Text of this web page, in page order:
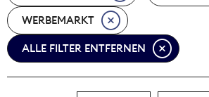
Recht
Tarifpolitik
WERBEMARKT
ALLE FILTER ENTFERNEN